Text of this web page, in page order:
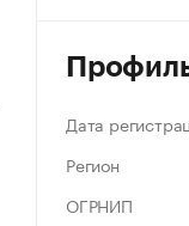
Дата
Регион
ОГРНИП